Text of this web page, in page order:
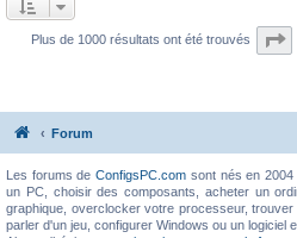
g
m
e
Plus de 1000 résultats ont été trouvés
Forum
Les forums deConfigsPC.com sont nés en
un PC, choisir des composants, acheter un
graphique, overclocker votre processeur,
parler d'un jeu, configurer Windows ou un logiciel